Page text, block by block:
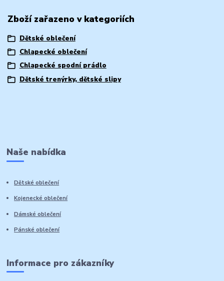
Zboží zařazeno v kategoriích
Dětské oblečení
Chlapecké oblečení
Chlapecké spodní prádlo
Dětské trenýrky, dětské slipy
Naše nabídka
Dětské oblečení
Kojenecké oblečení
Dámské oblečení
Pánské oblečení
Informace pro zákazníky